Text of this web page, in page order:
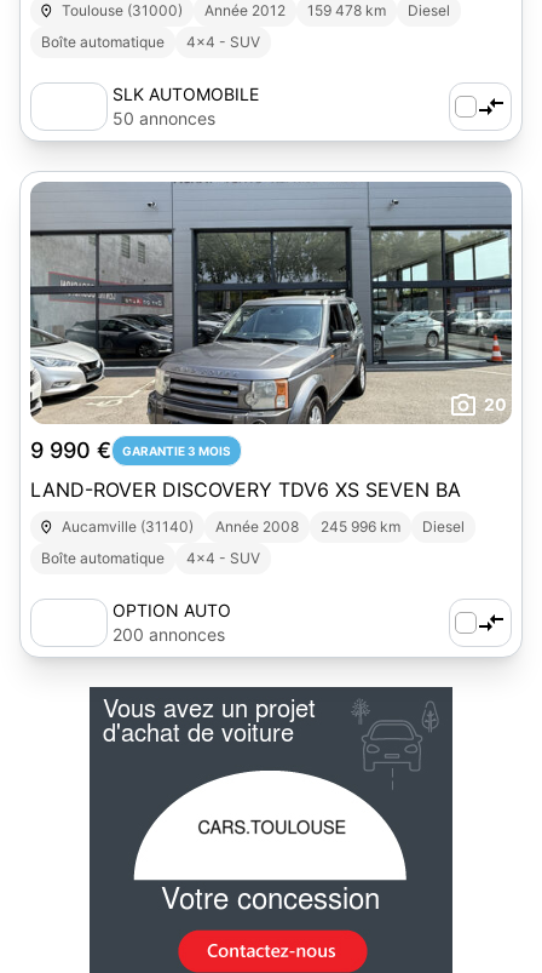
Toulouse (31000) Année 2012 159 478 km
Diesel
Boîte automatique
4x4 - SUV
SLK AUTOMOBILE
50 annonces
20
9 990 € GARANTIE 3 MOIS
LAND-ROVER DISCOVERY TDV6 XS SEVEN BA
Aucamville (31140) Année 2008 245 996 km
Diesel
Boîte automatique
4x4 - SUV
OPTION AUTO
200 annonces